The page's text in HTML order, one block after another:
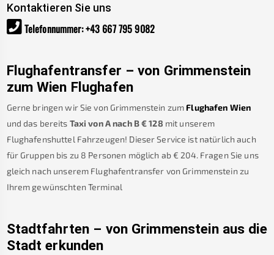
Kontaktieren Sie uns
Telefonnummer:+43 667 795 9082
Flughafentransfer – von Grimmenstein
zum Wien Flughafen
Gerne bringen wir Sie von Grimmenstein zum Flughafen Wien
und das bereits Taxi von A nach B€128 mit unserem
Flughafenshuttel Fahrzeugen! Dieser Service ist natürlich auch
für Gruppen bis zu 8 Personen möglich ab € 204. Fragen Sie uns
gleich nach unserem Flughafentransfer von Grimmenstein zu
Ihrem gewünschten Terminal
Stadtfahrten – von Grimmenstein aus die
Stadt erkunden